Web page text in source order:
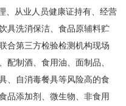
、从业人员健康证持有、经营
具洗消保洁、食品原辅料贮
合第三方检验检测机构现场
配制酒、食用油、面制品、
、自消毒餐具等风险高的食
品添加剂、微生物、非食用